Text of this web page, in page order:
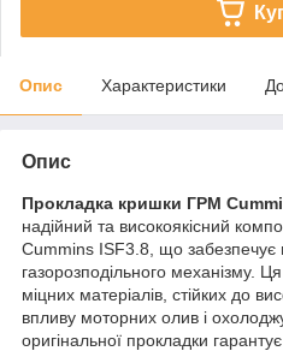
Опис Характеристики
Опис
Прокладка кришки ГРМ
надійний та високоякісний
Cummins ISF3.8, що забезпечує
газорозподільного механізму.
міцних матеріалів, стійких до
впливу моторних олив і
оригінальної прокладки